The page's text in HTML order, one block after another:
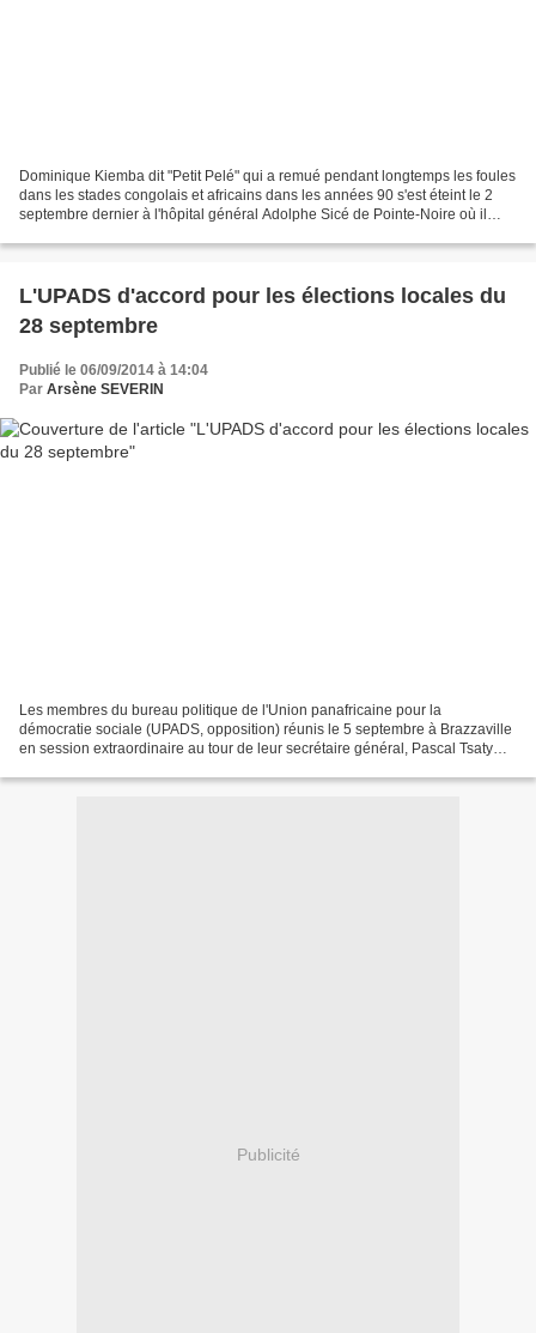
Dominique Kiemba dit "Petit Pelé" qui a remué pendant longtemps les foules
dans les stades congolais et africains dans les années 90 s'est éteint le 2
septembre dernier à l'hôpital général Adolphe Sicé de Pointe-Noire où il
L'UPADS d'accord pour les élections locales du
28 septembre
Publié le 06/09/2014 à 14:04
Par Arsène SEVERIN
Les membres du bureau politique de l'Union panafricaine pour la
démocratie sociale (UPADS, opposition) réunis le 5 septembre à Brazzaville
en session extraordinaire au tour de leur secrétaire général, Pascal Tsaty
Publicité